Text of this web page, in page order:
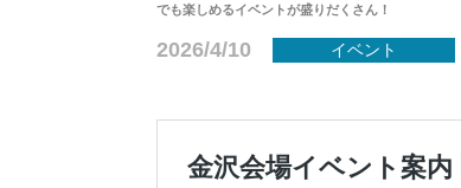
でも楽しめるイベントが盛りだくさん！
2026/4/10 イベント